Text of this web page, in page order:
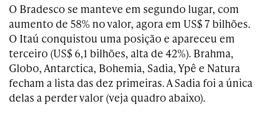
O Bradesco se manteve em segundo lugar, com
aumento de 58% no valor, agora em US$ 7 bilhões.
O Itaú conquistou uma posição e apareceu em
terceiro (US$ 6,1 bilhões, alta de 42%). Brahma,
Globo, Antarctica, Bohemia, Sadia, Ypê e Natura
fecham a lista das dez primeiras. A Sadia foi a única
delas a perder valor (veja quadro abaixo).